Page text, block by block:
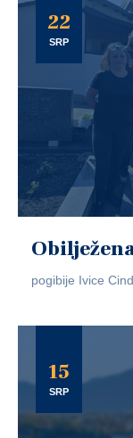
22
SRP
pogibije Ivice
15
SRP